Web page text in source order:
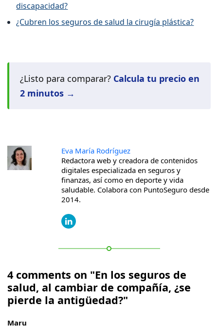
discapacidad?
¿Cubren los seguros de salud la cirugía plástica?
¿Listo para comparar? Calcula tu precio en
2 minutos →
Eva María Rodríguez
Redactora web y creadora de contenidos
digitales especializada en seguros y
finanzas, así como en deporte y vida
saludable. Colabora con PuntoSeguro desde
2014.
4 comments on "En los seguros de
salud, al cambiar de compañía, ¿se
pierde la antigüedad?"
Maru